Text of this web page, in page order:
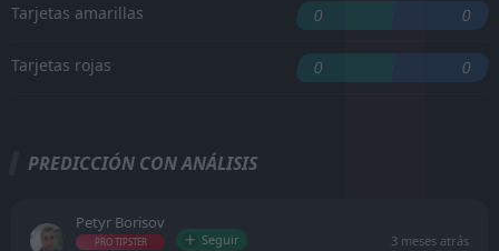
Tarjetas amarillas 0 0
Tarjetas rojas 0 0
PREDICCIÓN CON ANÁLISIS
Petyr Borisov
PRO TIPSTER Seguir 3 meses atrás